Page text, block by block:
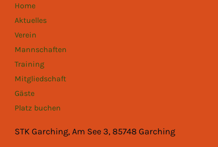
Home
Aktuelles
Verein
Mannschaften
Training
Mitgliedschaft
Gäste
Platz buchen
STK Garching, Am See 3, 85748 Garching